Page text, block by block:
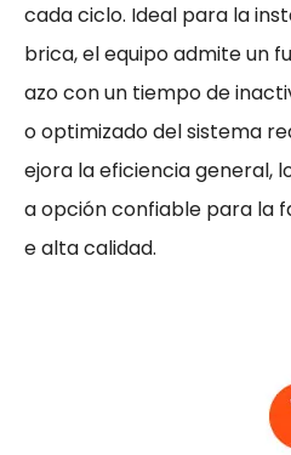
cada ciclo. Ideal para la
brica, el equipo admite un
azo con un tiempo de
o optimizado del sistema
ejora la eficiencia general,
a opción confiable para la
e alta calidad.